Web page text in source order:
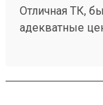
Отличная ТК,
адекватные